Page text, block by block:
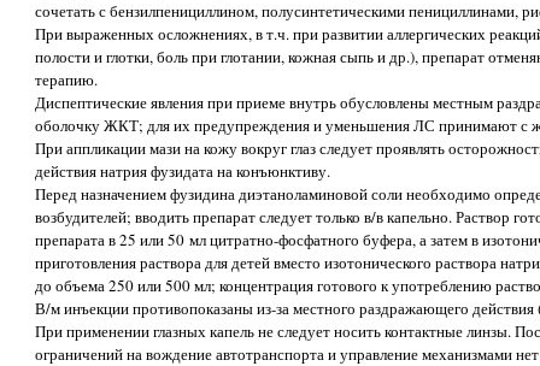
сочетать с бензилпенициллином, полусинтетическими пенициллинами,
При выраженных осложнениях, в т.ч. при развитии аллергических
полости и глотки, боль при глотании, кожная сыпь и др.), препарат
терапию.
Диспептические явления при приеме внутрь обусловлены местным
оболочку ЖКТ; для их предупреждения и уменьшения ЛС принимают с
При аппликации мази на кожу вокруг глаз следует проявлять
действия натрия фузидата на конъюнктиву.
Перед назначением фузидина диэтаноламиновой соли необходимо
возбудителей; вводить препарат следует только в/в капельно. Раствор
препарата в 25 или 50 мл цитратно-фосфатного буфера, а затем в
приготовления раствора для детей вместо изотонического раствора
до объема 250 или 500 мл; концентрация готового к употреблению
В/м инъекции противопоказаны из-за местного раздражающего действия
При применении глазных капель не следует носить контактные линзы.
ограничений на вождение автотранспорта и управление механизмами